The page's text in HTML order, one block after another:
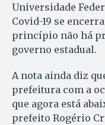
Universidade
Covid-19 se
princípio não há
governo estadual.
A nota ainda diz
prefeitura com a
que agora está
prefeito Rogério